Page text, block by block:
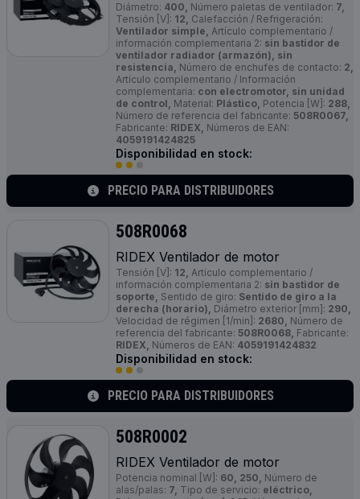
Diámetro: 400, Número paletas de ventilador: 7,
Tensión [V]: 12, Calefacción / Refrigeración:
Ventilador simple, Artículo complementario /
información complementaria 2: sin bastidor de
ventilador radiador (armazón), sin
resistencia, Número de enchufes de contacto: 2,
Artículo complementario / Información
complementaria: con electromotor, sin unidad
de control, Material: Plástico, Potencia [W]: 288,
Número de referencia del fabricante: 508R0067,
Fabricante: RIDEX, Números de EAN:
4059191424825
Disponibilidad en stock:
PRECIO PARA DISTRIBUIDORES
508R0068
RIDEX Ventilador de motor
Tensión [V]: 12, Artículo complementario /
información complementaria 2: sin bastidor de
soporte, Sentido de giro: Sentido de giro a la
derecha (horario), Diámetro exterior [mm]: 290,
Velocidad de régimen [1/min]: 2680, Número de
referencia del fabricante: 508R0068, Fabricante:
RIDEX, Números de EAN: 4059191424832
Disponibilidad en stock:
PRECIO PARA DISTRIBUIDORES
508R0002
RIDEX Ventilador de motor
Potencia nominal [W]: 60, 250, Número de
alas/palas: 7, Tipo de servicio: eléctrico,